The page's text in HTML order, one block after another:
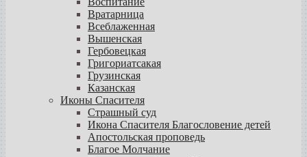
Вратарница
Всеблаженная
Вышенская
Гербовецкая
Григориатсакая
Грузинская
Казанская
Иконы Спасителя
Страшный суд
Икона Спасителя Благословение детей
Апостольская проповедь
Благое Молчание